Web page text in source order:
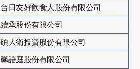
台日友好飲食人股份有限公司
續承股份有限公司
碩大衛投資股份有限公司
馨語庭股份有限公司